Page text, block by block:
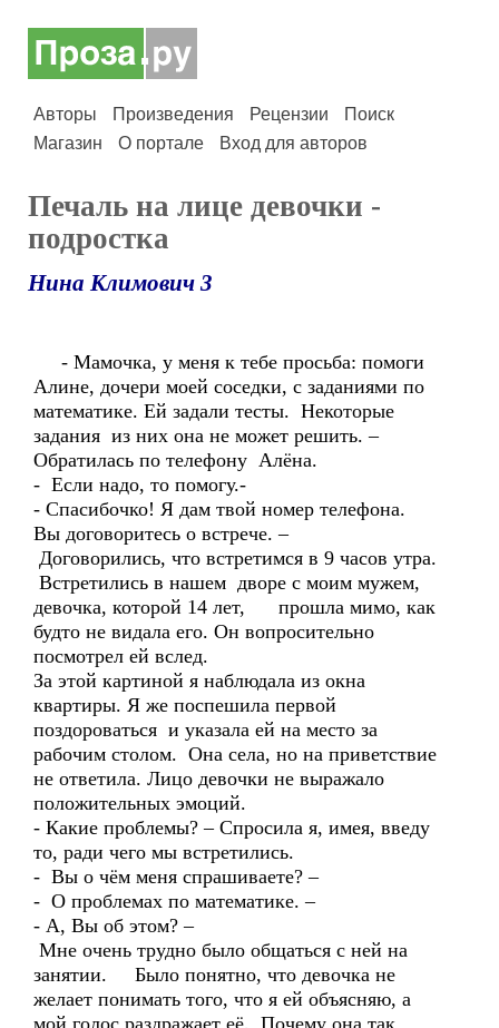
Авторы Произведения Рецензии
Поиск
Магазин
О портале Вход для авторов
Печаль на лице девочки -
подростка
Нина Климович 3
- Мамочка, у меня к тебе просьба: помоги
Алине, дочери моей соседки, с заданиями по
математике. Ей задали тесты. Некоторые
задания из них она не может решить. –
Обратилась по телефону Алёна.
- Если надо, то помогу.-
- Спасибочко! Я дам твой номер телефона.
Вы договоритесь о встрече. –
Договорились, что встретимся в 9 часов утра.
Встретились в нашем дворе с моим мужем,
девочка, которой 14 лет, прошла мимо, как
будто не видала его. Он вопросительно
посмотрел ей вслед.
За этой картиной я наблюдала из окна
квартиры. Я же поспешила первой
поздороваться и указала ей на место за
рабочим столом. Она села, но на приветствие
не ответила. Лицо девочки не выражало
положительных эмоций.
- Какие проблемы? – Спросила я, имея, введу
то, ради чего мы встретились.
- Вы о чём меня спрашиваете? –
- О проблемах по математике. –
- А, Вы об этом? –
Мне очень трудно было общаться с ней на
занятии. Было понятно, что девочка не
желает понимать того, что я ей объясняю, а
мой голос раздражает её. Почему она так